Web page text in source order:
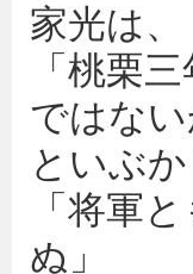
家光は、
「桃栗
ではない
といぶ
「将軍
ぬ」